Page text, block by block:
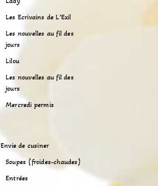
Les Ecrivains de L’Exil
Les nouvelles au fil des
jours
Lilou
Les nouvelles au fil des
jours
Mercredi permis
Envie de cusiner
Soupes (froides-chaudes)
Entrées